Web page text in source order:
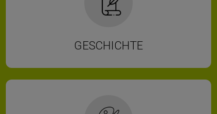
GESCHICHTE